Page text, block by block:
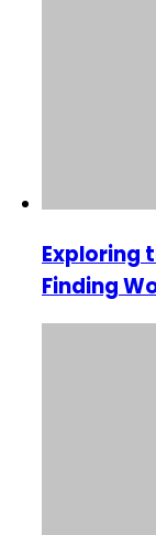
Exploring
Finding